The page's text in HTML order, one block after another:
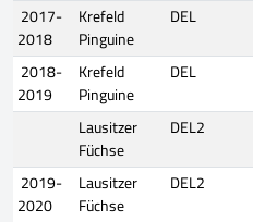
2017-
2018
Krefeld
Pinguine
DEL
2018-
2019
Krefeld
Pinguine
DEL
Lausitzer
Füchse
DEL2
2019-
2020
Lausitzer
Füchse
DEL2